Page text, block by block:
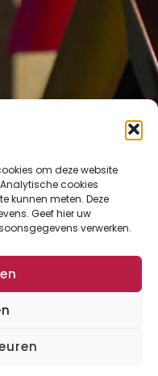
om deze website
cookies
kunnen meten. Deze
Geef hier uw
verwerken.
account